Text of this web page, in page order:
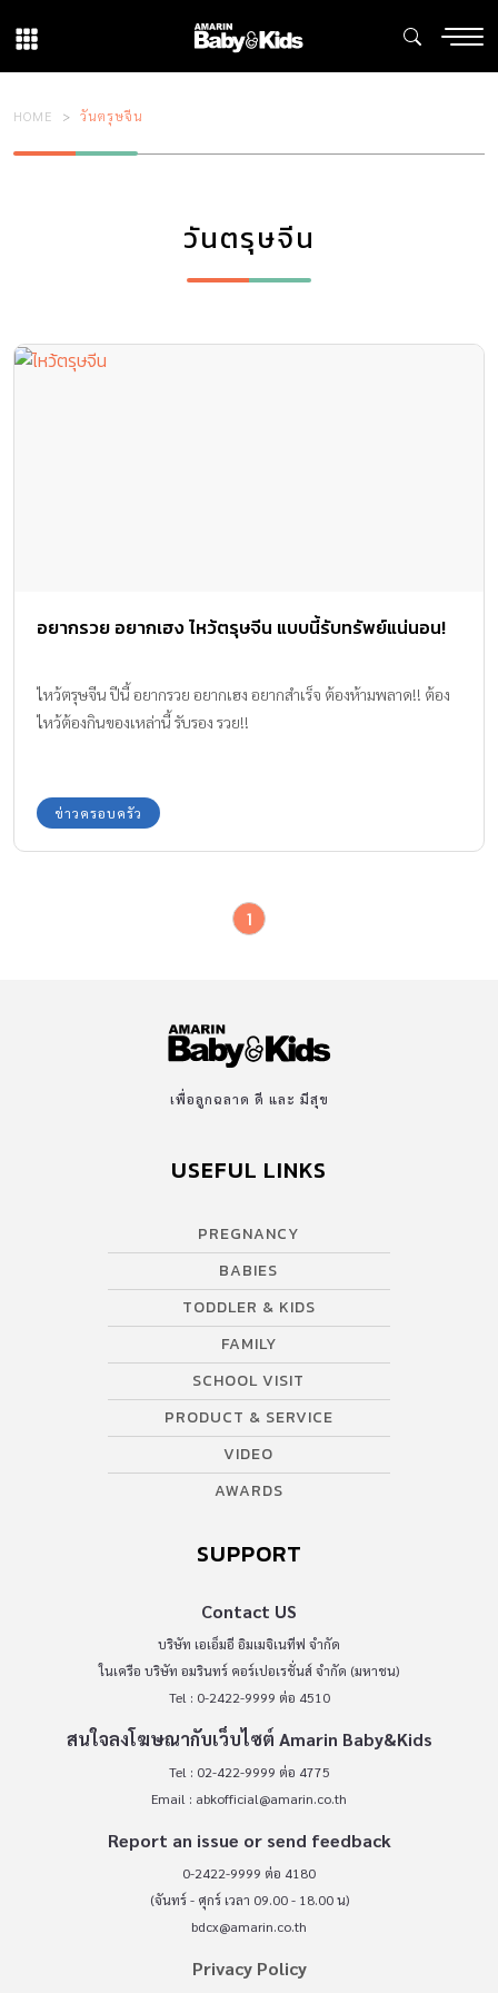
HOME วันตรุษจีน
วันตรุษจีน
อยากรวย อยากเฮง ไหว้ตรุษจีน แบบนี้รับทรัพย์แน่นอน!
ไหว้ตรุษจีน ปีนี้ อยากรวย อยากเฮง อยากสำเร็จ ต้องห้ามพลาด!! ต้อง
ไหว้ต้องกินของเหล่านี้ รับรอง รวย!!
ข่าวครอบครัว
1
เพื่อลูกฉลาด ดี และ มีสุข
USEFUL LINKS
PREGNANCY
BABIES
TODDLER & KIDS
FAMILY
SCHOOL VISIT
PRODUCT & SERVICE
VIDEO
AWARDS
SUPPORT
Contact US
บริษัท เอเอ็มอี อิมเมจิเนทีฟ จำกัด
ในเครือ บริษัท อมรินทร์ คอร์เปอเรชั่นส์ จำกัด (มหาชน)
Tel : 0-2422-9999 ต่อ 4510
สนใจลงโฆษณากับเว็บไซต์ Amarin Baby&Kids
Tel : 02-422-9999 ต่อ 4775
Email : abkofficial@amarin.co.th
Report an issue or send feedback
0-2422-9999 ต่อ 4180
(จันทร์ - ศุกร์ เวลา 09.00 - 18.00 น)
bdcx@amarin.co.th
Privacy Policy